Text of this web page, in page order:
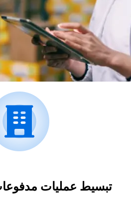
تبسيط عمليات